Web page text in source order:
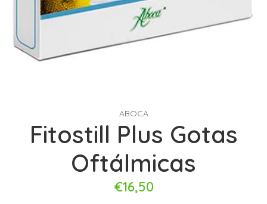
ABOCA
Fitostill Plus Gotas
Oftálmicas
€16,50